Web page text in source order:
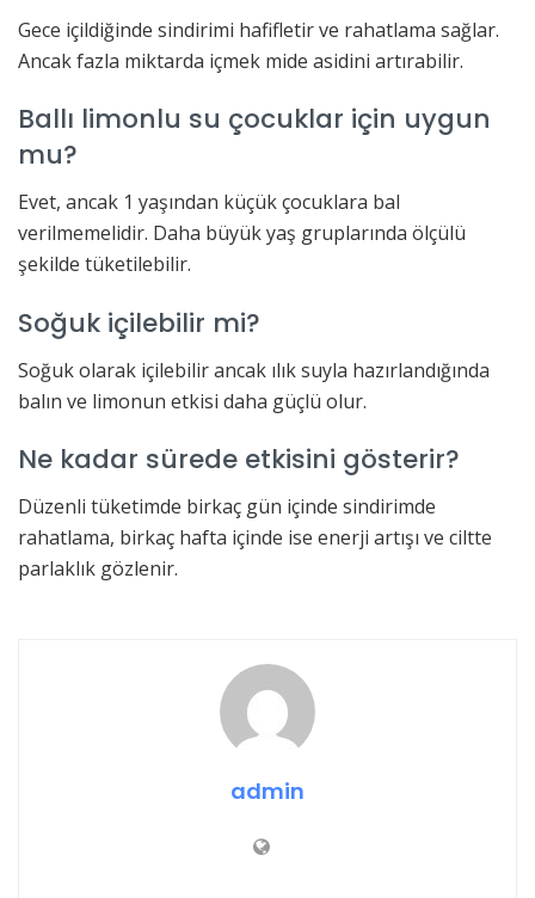
Gece içildiğinde sindirimi hafifletir ve rahatlama sağlar.
Ancak fazla miktarda içmek mide asidini artırabilir.
Ballı limonlu su çocuklar için uygun
mu?
Evet, ancak 1 yaşından küçük çocuklara bal
verilmemelidir. Daha büyük yaş gruplarında ölçülü
şekilde tüketilebilir.
Soğuk içilebilir mi?
Soğuk olarak içilebilir ancak ılık suyla hazırlandığında
balın ve limonun etkisi daha güçlü olur.
Ne kadar sürede etkisini gösterir?
Düzenli tüketimde birkaç gün içinde sindirimde
rahatlama, birkaç hafta içinde ise enerji artışı ve ciltte
parlaklık gözlenir.
admin